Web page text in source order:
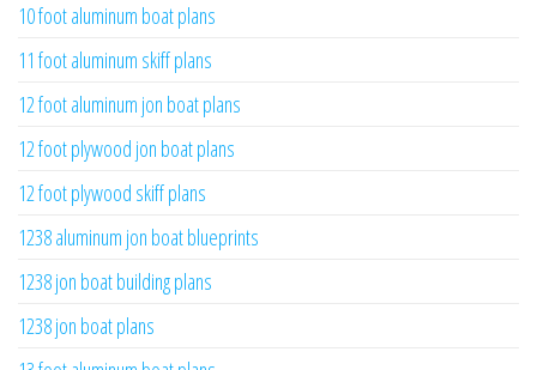
10 foot aluminum boat plans
11 foot aluminum skiff plans
12 foot aluminum jon boat plans
12 foot plywood jon boat plans
12 foot plywood skiff plans
1238 aluminum jon boat blueprints
1238 jon boat building plans
1238 jon boat plans